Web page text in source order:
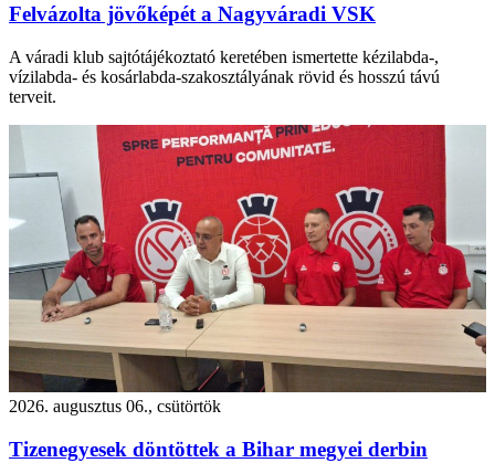
Felvázolta jövőképét a Nagyváradi VSK
A váradi klub sajtótájékoztató keretében ismertette kézilabda-,
vízilabda- és kosárlabda-szakosztályának rövid és hosszú távú
terveit.
2026. augusztus 06., csütörtök
Tizenegyesek döntöttek a Bihar megyei derbin